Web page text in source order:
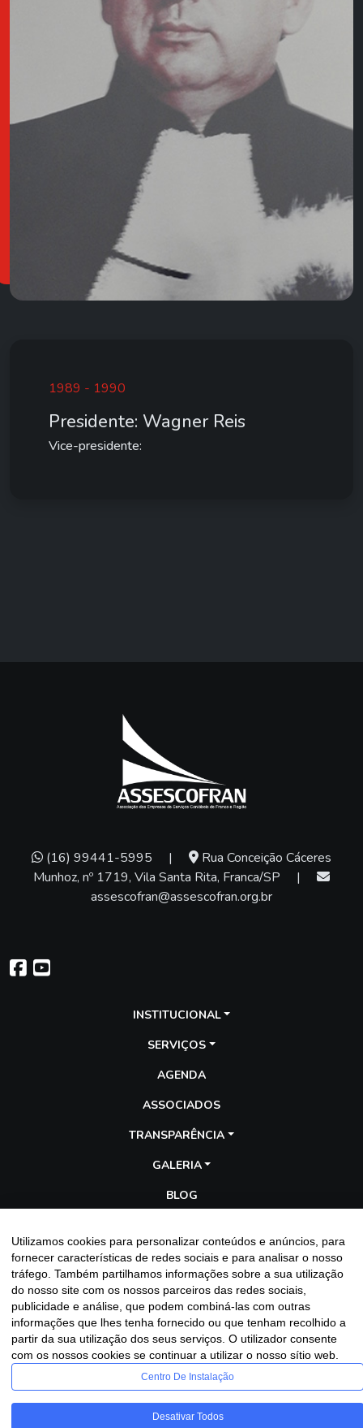
1989 - 1990
Presidente: Wagner Reis
Vice-presidente:
(16) 99441-5995 |
Rua Conceição Cáceres
Munhoz, nº 1719, Vila Santa Rita, Franca/SP
|
assescofran@assescofran.org.br
INSTITUCIONAL
SERVIÇOS
AGENDA
ASSOCIADOS
TRANSPARÊNCIA
GALERIA
BLOG
Entre em contato
Assescofran
2025 - 2026 - Desenvolvido por
Política de Privacidade
Utilizamos cookies para personalizar conteúdos e anúncios, para
fornecer características de redes sociais e para analisar o nosso
tráfego. Também partilhamos informações sobre a sua utilização
do nosso site com os nossos parceiros das redes sociais,
publicidade e análise, que podem combiná-las com outras
informações que lhes tenha fornecido ou que tenham recolhido a
partir da sua utilização dos seus serviços. O utilizador consente
com os nossos cookies se continuar a utilizar o nosso sítio web.
Centro De Instalação
Desativar Todos